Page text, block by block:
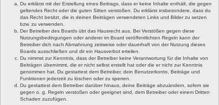
Du erklärst mit der Erstellung eines Beitrags, dass er keine Inhalte enthält, die gegen
geltendes Recht oder die guten Sitten verstoßen. Du erklärst insbesondere, dass du
das Recht besitzt, die in deinen Beiträgen verwendeten Links und Bilder zu setzen
bzw. zu verwenden.
Der Betreiber des Boards übt das Hausrecht aus. Bei Verstößen gegen diese
Nutzungsbedingungen oder anderer im Board veröffentlichten Regeln kann der
Betreiber dich nach Abmahnung zeitweise oder dauerhaft von der Nutzung dieses
Boards ausschließen und dir ein Hausverbot erteilen.
Du nimmst zur Kenntnis, dass der Betreiber keine Verantwortung für die Inhalte von
Beiträgen übernimmt, die er nicht selbst erstellt hat oder die er nicht zur Kenntnis
genommen hat. Du gestattest dem Betreiber, dein Benutzerkonto, Beiträge und
Funktionen jederzeit zu löschen oder zu sperren.
Du gestattest dem Betreiber darüber hinaus, deine Beiträge abzuändern, sofern sie
gegen o. g. Regeln verstoßen oder geeignet sind, dem Betreiber oder einem Dritten
Schaden zuzufügen.